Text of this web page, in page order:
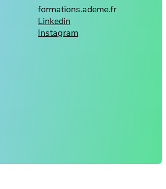
formations.ademe.fr
Linkedin
Instagram